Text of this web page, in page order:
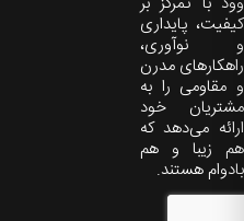
کیفیت، پایداری
و نوآوری،
راهکارهای مدرن
و مقاومی را به
مشتریان خود
ارائه می‌دهد که
هم زیبا و هم
بادوام هستند.